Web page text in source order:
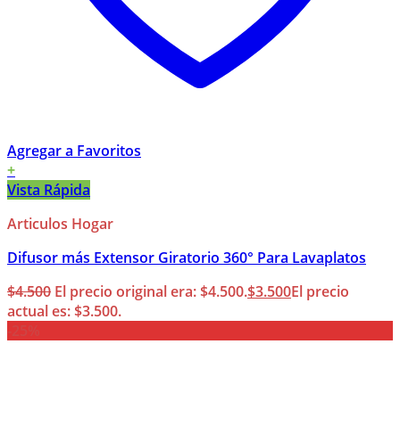
Agregar a Favoritos
+
Vista Rápida
Articulos Hogar
Difusor más Extensor Giratorio 360° Para Lavaplatos
$4.500 El precio original era: $4.500.$3.500El precio
actual es: $3.500.